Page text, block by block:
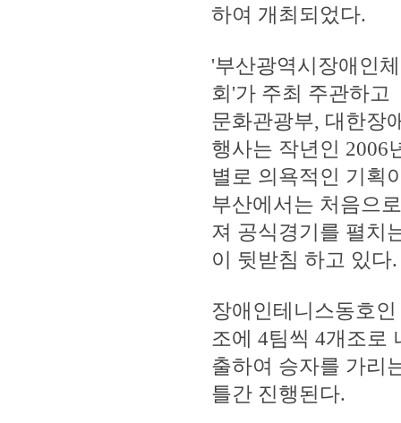
하여 개최되었다.
'부산광역시장애인
회'가 주최 주관하고
문화관광부, 대한장
행사는 작년인 2006
별로 의욕적인 기획
부산에서는 처음으
져 공식경기를 펼치
이 뒷받침 하고 있다.
장애인테니스동호
조에 4팀씩 4개조로
출하여 승자를 가리
틀간 진행된다.